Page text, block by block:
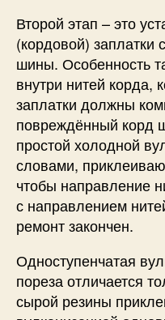
Второй этап – это
(кордовой) заплатки
шины. Особенность
внутри нитей корда,
заплатки должны
повреждённый корд
простой холодной
словами,
чтобы направление
с направлением
ремонт закончен.
Одноступенчатая
пореза отличается
сырой резины